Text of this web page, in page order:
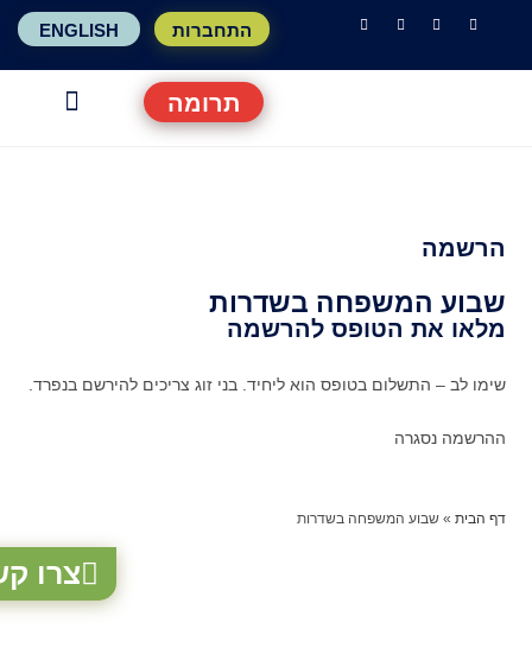
צרו
התחברות ENGLISH
תרומה
הרשמה
שבוע המשפחה בשדרות
מלאו את הטופס להרשמה
שימו לב – התשלום בטופס הוא ליחיד. בני זוג צריכים להירשם בנפרד.
ההרשמה נסגרה
דף הבית »שבוע המשפחה בשדרות